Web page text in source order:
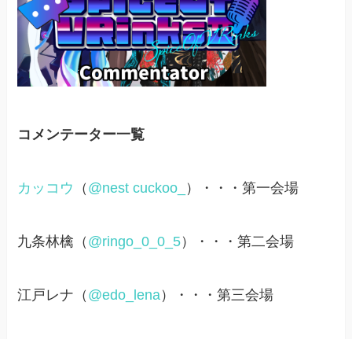
コメンテーター一覧
カッコウ （ @nest cuckoo_ ）・・・第一会場
九条林檎（ @ringo_0_0_5）・・・第二会場
江戸レナ（ @edo_lena ）・・・第三会場